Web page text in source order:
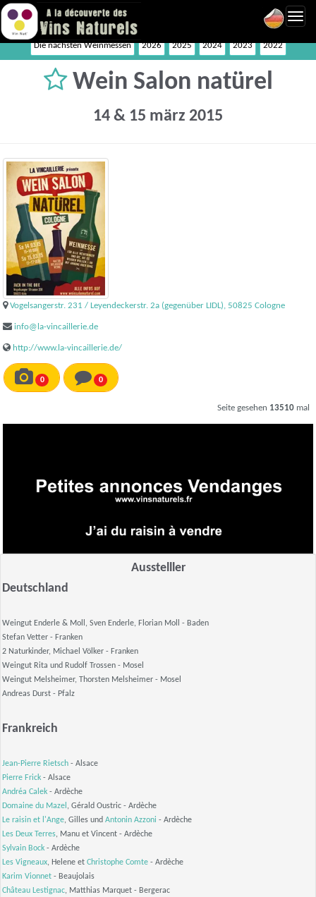
Die nächsten Weinmessen 2026 2025 2024 2023 2022
Wein Salon natürel
14 & 15 märz 2015
Vogelsangerstr. 231 / Leyendeckerstr. 2a (gegenüber LIDL), 50825 Cologne
info@la-vincaillerie.de
http://www.la-vincaillerie.de/
0 0
Seite gesehen 13510 mal
Ausstelller
Deutschland
Weingut Enderle & Moll, Sven Enderle, Florian Moll
- Baden
Stefan Vetter - Franken
2 Naturkinder, Michael Völker - Franken
Weingut Rita und Rudolf Trossen - Mosel
Weingut Melsheimer, Thorsten Melsheimer - Mosel
Andreas Durst - Pfalz
Frankreich
Jean-Pierre Rietsch - Alsace
Pierre Frick - Alsace
Andréa Calek - Ardèche
Domaine du Mazel , Gérald Oustric - Ardèche
Le raisin et l'Ange, Gilles und Antonin Azzoni - Ardèche
Les Deux Terres, Manu et Vincent - Ardèche
Sylvain Bock - Ardèche
Les Vigneaux, Helene et Christophe Comte - Ardèche
Karim Vionnet - Beaujolais
Château Lestignac, Matthias Marquet - Bergerac